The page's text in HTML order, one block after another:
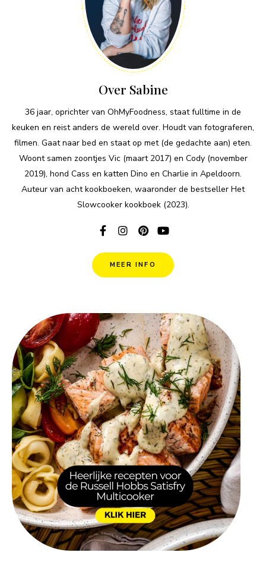
Over Sabine
36 jaar, oprichter van OhMyFoodness, staat fulltime in de
keuken en reist anders de wereld over. Houdt van fotograferen,
filmen. Gaat naar bed en staat op met (de gedachte aan) eten.
Woont samen zoontjes Vic (maart 2017) en Cody (november
2019), hond Cass en katten Dino en Charlie in Apeldoorn.
Auteur van acht kookboeken, waaronder de bestseller Het
Slowcooker kookboek (2023).
MEER INFO